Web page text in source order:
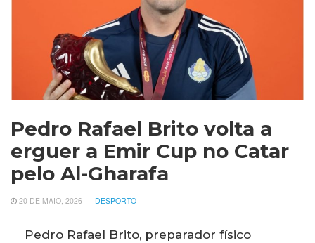
Pedro Rafael Brito volta a
erguer a Emir Cup no Catar
pelo Al-Gharafa
20 DE MAIO, 2026 DESPORTO
Pedro Rafael Brito, preparador físico